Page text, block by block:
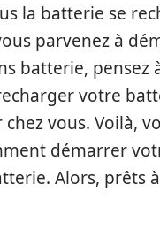
la batterie se
parvenez à
batterie, pensez
votre
vous. Voilà,
démarrer
Alors, prêts